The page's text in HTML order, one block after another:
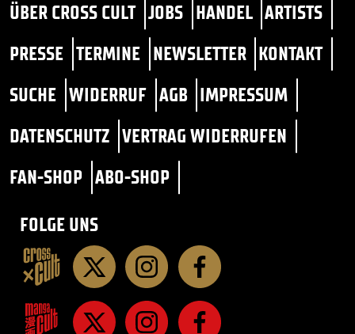
ÜBER CROSS CULT JOBS HANDEL ARTISTS
PRESSE TERMINE NEWSLETTER KONTAKT
SUCHE WIDERRUF AGB IMPRESSUM
DATENSCHUTZ VERTRAG WIDERRUFEN
FAN-SHOP ABO-SHOP
FOLGE UNS